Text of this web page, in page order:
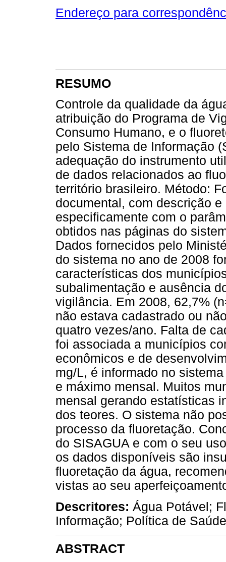
Endereço para
RESUMO
Controle da qualidade da
atribuição do Programa de
Consumo Humano, e o
pelo Sistema de Informação
adequação do instrumento
de dados relacionados ao
território brasileiro. Método:
documental, com descrição
especificamente com o
obtidos nas páginas do
Dados fornecidos pelo
do sistema no ano de 2008
características dos
subalimentação e ausência
vigilância. Em 2008, 62,7%
não estava cadastrado ou
quatro vezes/ano. Falta de
foi associada a municípios
econômicos e de
mg/L, é informado no
e máximo mensal. Muitos
mensal gerando estatísticas
dos teores. O sistema não
processo da fluoretação.
do SISAGUA e com o seu
os dados disponíveis são
fluoretação da água,
vistas ao seu
Descritores: Água Potável;
Informação; Política de
ABSTRACT